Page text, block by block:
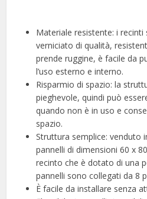
Materiale resistente: i
verniciato di qualità,
prende ruggine, è facile da
l’uso esterno e interno.
Risparmio di spazio: la
pieghevole, quindi può
quando non è in uso e
spazio.
Struttura semplice: venduto
pannelli di dimensioni 60 x
recinto che è dotato di una
pannelli sono collegati da 8
È facile da installare senza